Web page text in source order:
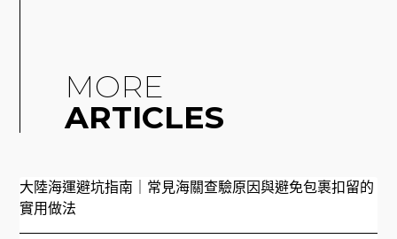
MORE
ARTICLES
大陸海運避坑指南｜常見海關查驗原因與避免包裹扣留的
實用做法